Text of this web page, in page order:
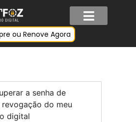
ou Renove Agora
a senha de
revogação do meu
digital